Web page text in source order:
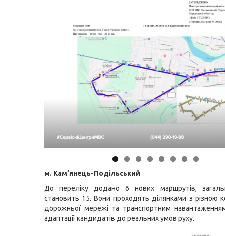
м. Кам’янець-Подільський
До переліку додано 6 нових маршрутів,
становить 15. Вони проходять ділянками з різною
дорожньої мережі та транспортним
адаптації кандидатів до реальних умов руху.